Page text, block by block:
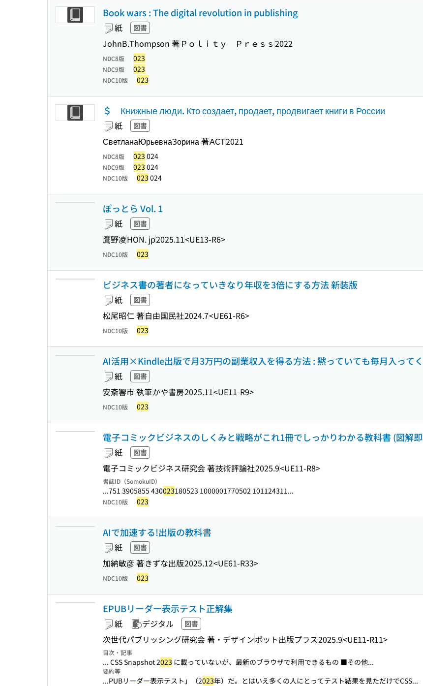
Book wars : The digital revolution in publishing
紙 図書
JohnB.Thompson 著 Ｐｏｌｉｔｙ Ｐｒｅｓｓ 2022
NDC8版 023
NDC9版 023
NDC10版 023
＄ Книжные люди. Кто создает, продает, продвигает книги в России
紙 図書
СветланаЮрьевнаЗорина 著АСТ2021
NDC8版 023 024
NDC9版 023 024
NDC10版 023 024
ぽっとら Vol. 1
紙 図書
鷹野凌HON. jp2025.11<UE13-R6>
NDC10版 023
ビジネス書の著者になっていきなり年収を3倍にする方法 新装版
紙 図書
松尾昭仁 著自由国民社2024.7<UE61-R6>
NDC10版 023
AI活用×Kindle出版で月3万円の副業収入を得る方法 : 黙っていても毎月入って
紙 図書
安斎響市 執筆かや書房2025.11<UE11-R9>
NDC10版 023
電子コミックビジネスのしくみと戦略がこれ1冊でしっかりわかる教科書 (図解
紙 図書
電子コミックビジネス研究会 著技術評論社2025.9<UE11-R8>
書誌ID（SomokuID）
...751 3905855 430023180523 1000001770502 101124311...
NDC10版 023
AIで加速する!出版の教科書
紙 図書
加納敏彦 著きずな出版2025.12<UE61-R33>
NDC10版 023
EPUBリーダー表示テスト正解集
紙 デジタル 図書
次世代パブリッシング研究会 著・デザインポット出版プラス2025.9<UE11-R11>
目次・記事
... CSS Snapshot 2023 に載っていないが、最新のブラウザで利用できるもの ■その他...
要約等
...PUBリーダー表示テスト」（2023年）だ。とはいえ多くの人にとってテスト結果を見ただけでCSS...